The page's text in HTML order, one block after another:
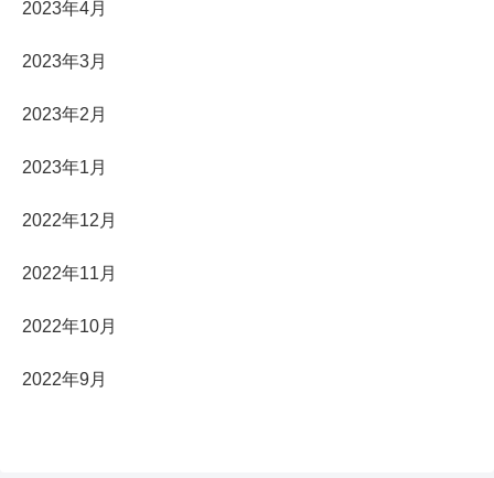
2023年4月
2023年3月
2023年2月
2023年1月
2022年12月
2022年11月
2022年10月
2022年9月